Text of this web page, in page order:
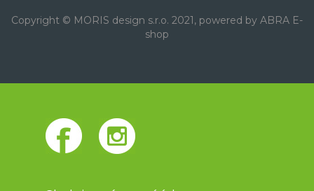
Copyright © MORIS design s.r.o. 2021, powered by ABRA E-
shop